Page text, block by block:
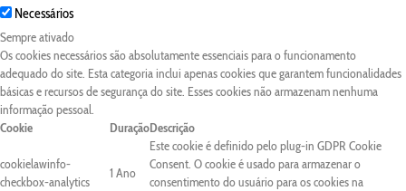
Necessários
Sempre ativado
Os cookies necessários são absolutamente essenciais para o funcionamento
adequado do site. Esta categoria inclui apenas cookies que garantem funcionalidades
básicas e recursos de segurança do site. Esses cookies não armazenam nenhuma
informação pessoal.
Cookie
DuraçãoDescrição
cookielawinfo-
checkbox-analytics
1 Ano
Este cookie é definido pelo plug-in GDPR Cookie
Consent. O cookie é usado para armazenar o
consentimento do usuário para os cookies na